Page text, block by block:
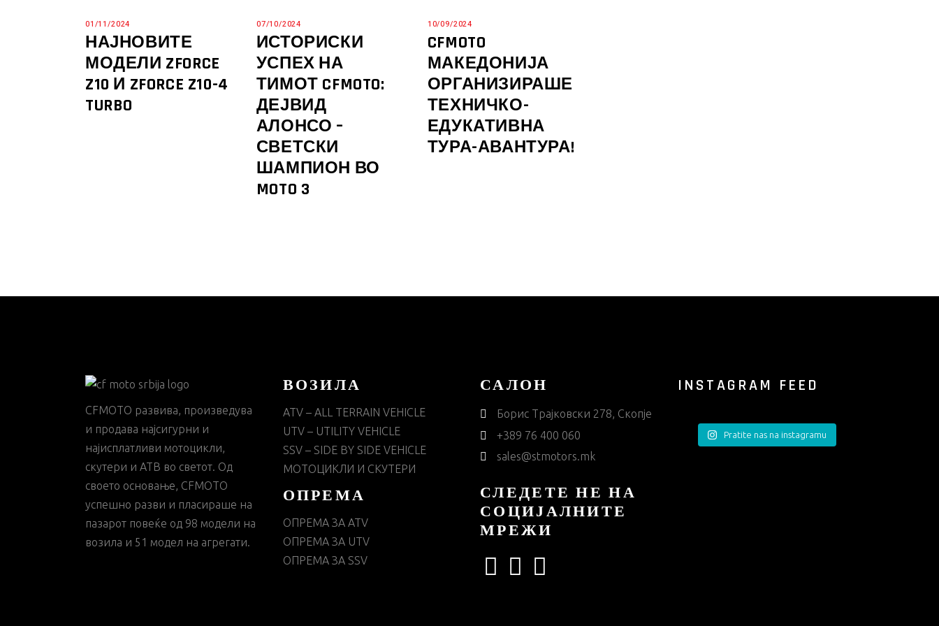
01/11/2024
НАЈНОВИТЕ
МОДЕЛИ ZFORCE
Z10 И ZFORCE Z10-4
TURBO
07/10/2024
ИСТОРИСКИ
УСПЕХ НА
ТИМОТ CFMOTO:
ДЕЈВИД
АЛОНСО –
СВЕТСКИ
ШАМПИОН ВО
MOTO 3
10/09/2024
CFMOTO
МАКЕДОНИЈА
ОРГАНИЗИРАШЕ
ТЕХНИЧКО-
ЕДУКАТИВНА
ТУРА-АВАНТУРА!
CFMOTO развива, произведува
и продава најсигурни и
најисплатливи мотоцикли,
скутери и АТВ во светот. Од
своето основање, CFMOTO
успешно разви и пласираше на
пазарот повеќе од 98 модели на
возила и 51 модел на агрегати.
ВОЗИЛА
ATV – ALL TERRAIN VEHICLE
UTV – UTILITY VEHICLE
SSV – SIDE BY SIDE VEHICLE
МОТОЦИКЛИ И СКУТЕРИ
ОПРЕМА
ОПРЕМА ЗА ATV
ОПРЕМА ЗА UTV
ОПРЕМА ЗА SSV
САЛОН
Борис Трајковски 278, Скопје
+389 76 400 060
sales@stmotors.mk
СЛЕДЕТЕ НЕ НА
СОЦИЈАЛНИТЕ
МРЕЖИ
INSTAGRAM FEED
Pratite nas na instagramu